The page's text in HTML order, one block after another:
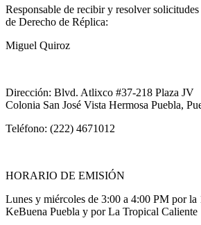
Responsable de recibir y resolver
de Derecho de Réplica:
Miguel Quiroz
Dirección: Blvd. Atlixco #37-218 Plaza JV
Colonia San José Vista Hermosa Puebla,
Teléfono: (222) 4671012
HORARIO DE EMISIÓN
Lunes y miércoles de 3:00 a 4:00 PM por
KeBuena Puebla y por La Tropical